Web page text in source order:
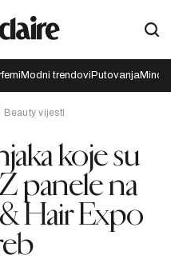
Modni trendovi Putovanja
Beauty vijesti
koje su
panele na
Hair Expo